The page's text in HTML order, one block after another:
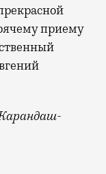
приему
в